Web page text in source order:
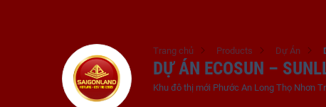
Trang chủ Products Dự Án
DỰ ÁN ECOSUN –
Khu đô thị mới Phước An Long Thọ Nhơn